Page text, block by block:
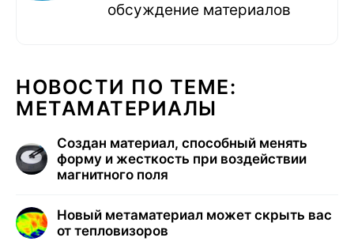
обсуждение материалов
НОВОСТИ ПО ТЕМЕ:
МЕТАМАТЕРИАЛЫ
Создан материал, способный менять
форму и жесткость при воздействии
магнитного поля
Новый метаматериал может скрыть вас
от тепловизоров